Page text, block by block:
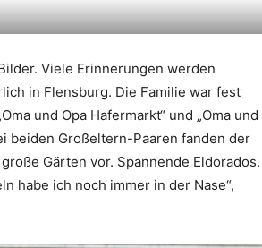
Viele Erinnerungen werden
in Flensburg. Die Familie war fest
und Opa Hafermarkt“ und „Oma und
beiden Großeltern-Paaren fanden der
Gärten vor. Spannende Eldorados.
habe ich noch immer in der Nase“,